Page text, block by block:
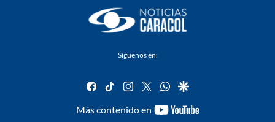
Síguenos en:
facebook
tiktok instagram
twitterwhatsapp
google
Más contenido en
youtube-